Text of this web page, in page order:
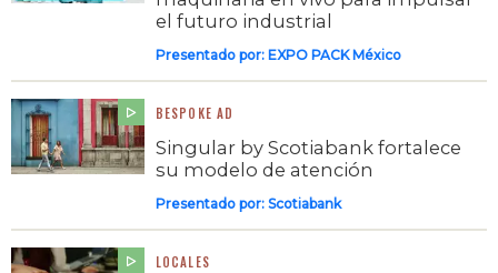
el futuro industrial
Presentado por: EXPO PACK México
BESPOKE AD
Singular by Scotiabank fortalece
su modelo de atención
Presentado por: Scotiabank
LOCALES